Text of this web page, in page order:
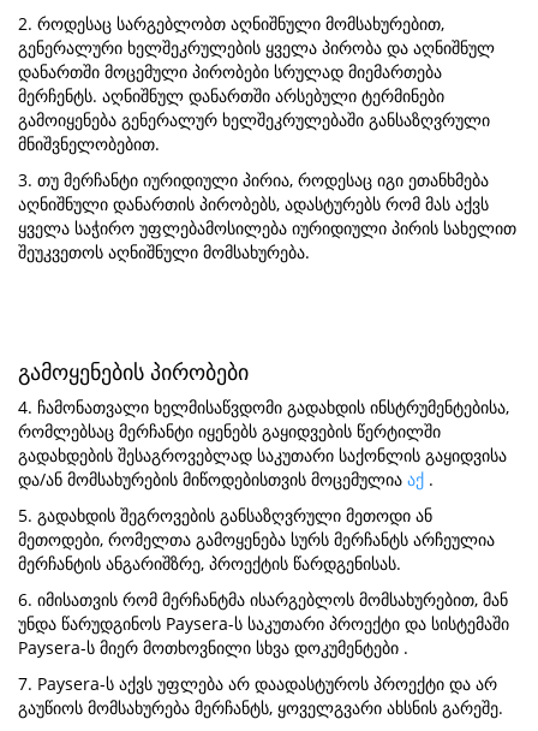
2. როდესაც სარგებლობთ აღნიშნული მომსახურებით,
გენერალური ხელშეკრულების ყველა პირობა და აღნიშნულ
დანართში მოცემული პირობები სრულად მიემართება
მერჩენტს. აღნიშნულ დანართში არსებული ტერმინები
გამოიყენება გენერალურ ხელშეკრულებაში განსაზღვრული
მნიშვნელობებით.
3. თუ მერჩანტი იურიდიული პირია, როდესაც იგი ეთანხმება
აღნიშნული დანართის პირობებს, ადასტურებს რომ მას აქვს
ყველა საჭირო უფლებამოსილება იურიდიული პირის სახელით
შეუკვეთოს აღნიშნული მომსახურება.
გამოყენების პირობები
4. ჩამონათვალი ხელმისაწვდომი გადახდის ინსტრუმენტებისა,
რომლებსაც მერჩანტი იყენებს გაყიდვების წერტილში
გადახდების შესაგროვებლად საკუთარი საქონლის გაყიდვისა
და/ან მომსახურების მიწოდებისთვის მოცემულია აქ .
5. გადახდის შეგროვების განსაზღვრული მეთოდი ან
მეთოდები, რომელთა გამოყენება სურს მერჩანტს არჩეულია
მერჩანტის ანგარიშზრე, პროექტის წარდგენისას.
6. იმისათვის რომ მერჩანტმა ისარგებლოს მომსახურებით, მან
უნდა წარუდგინოს Paysera-ს საკუთარი პროექტი და სისტემაში
Paysera-ს მიერ მოთხოვნილი სხვა დოკუმენტები .
7. Paysera-ს აქვს უფლება არ დაადასტუროს პროექტი და არ
გაუწიოს მომსახურება მერჩანტს, ყოველგვარი ახსნის გარეშე.